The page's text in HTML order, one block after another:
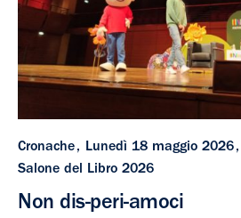
Cronache
Lunedì 18 maggio 2026
Salone del Libro 2026
Non dis-peri-amoci